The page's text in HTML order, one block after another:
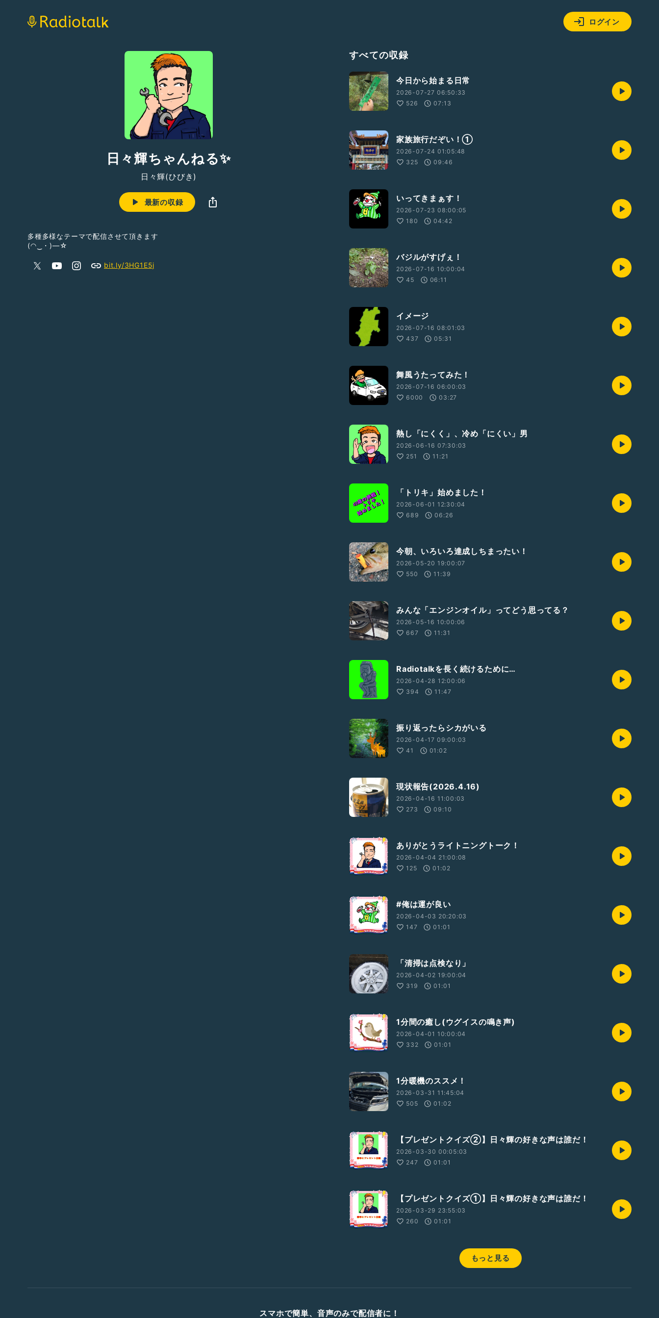
ログイン
日々輝ちゃんねる✨
日々輝(ひびき)
最新の収録
多種多様なテーマで配信させて頂きます
(◠‿・)—☆
bit.ly/3HG1E5j
すべての収録
今日から始まる日常
2026-07-27 06:50:33
526
07:13
家族旅行だぞい！①
2026-07-24 01:05:48
325
09:46
いってきまぁす！
2026-07-23 08:00:05
180
04:42
バジルがすげぇ！
2026-07-16 10:00:04
45
06:11
イメージ
2026-07-16 08:01:03
437
05:31
舞風うたってみた！
2026-07-16 06:00:03
6000
03:27
熱し「にくく」、冷め「にくい」男
2026-06-16 07:30:03
251
11:21
「トリキ」始めました！
2026-06-01 12:30:04
689
06:26
今朝、いろいろ達成しちまったい！
2026-05-20 19:00:07
550
11:39
みんな「エンジンオイル」ってどう思ってる？
2026-05-16 10:00:06
667
11:31
Radiotalkを長く続けるために…
2026-04-28 12:00:06
394
11:47
振り返ったらシカがいる
2026-04-17 09:00:03
41
01:02
現状報告(2026.4.16)
2026-04-16 11:00:03
273
09:10
ありがとうライトニングトーク！
2026-04-04 21:00:08
125
01:02
#俺は運が良い
2026-04-03 20:20:03
147
01:01
「清掃は点検なり」
2026-04-02 19:00:04
319
01:01
1分間の癒し(ウグイスの鳴き声)
2026-04-01 10:00:04
332
01:01
1分暖機のススメ！
2026-03-31 11:45:04
505
01:02
【プレゼントクイズ②】日々輝の好きな声は誰だ！
2026-03-30 00:05:03
247
01:01
【プレゼントクイズ①】日々輝の好きな声は誰だ！
2026-03-29 23:55:03
260
01:01
もっと見る
スマホで簡単、音声のみで配信者に！